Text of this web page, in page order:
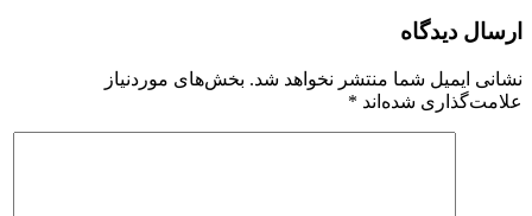
ارسال دیدگاه
نشانی ایمیل شما منتشر نخواهد شد. بخش‌های موردنیاز
علامت‌گذاری شده‌اند *